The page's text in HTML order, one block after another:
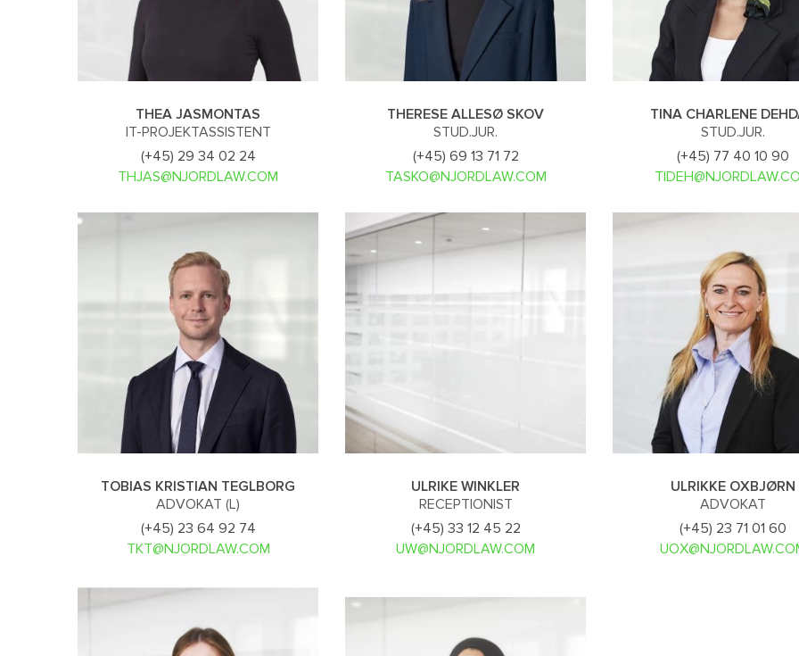
THEA JASMONTAS
IT-PROJEKTASSISTENT
(+45) 29 34 02 24
THJAS@NJORDLAW.COM
THERESE ALLESØ SKOV
STUD.JUR.
(+45) 69 13 71 72
TASKO@NJORDLAW.COM
TINA CHARLENE
STUD.JUR.
(+45) 77 40 10 90
TOBIAS KRISTIAN TEGLBORG
ADVOKAT (L)
(+45) 23 64 92 74
TKT@NJORDLAW.COM
ULRIKE WINKLER
RECEPTIONIST
(+45) 33 12 45 22
UW@NJORDLAW.COM
ULRIKKE OXBJØRN
ADVOKAT
(+45) 23 71 01 60